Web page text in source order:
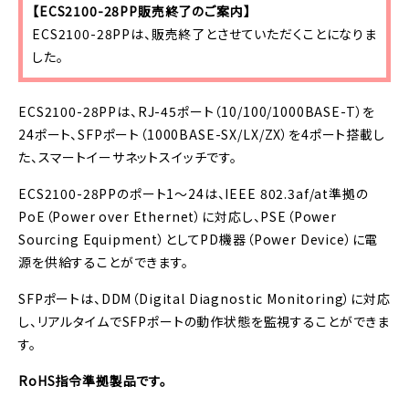
【ECS2100-28PP販売終了のご案内】
ECS2100-28PPは、 販売終了とさせていただくことになりま
した。
ECS2100-28PPは、RJ-45ポート（10/100/1000BASE-T）を
24ポート、SFPポート（1000BASE-SX/LX/ZX）を4ポート搭載し
た、スマートイーサネットスイッチです。
ECS2100-28PPのポート1～24は、IEEE 802.3af/at準拠の
PoE（Power over Ethernet）に対応し、PSE（Power
Sourcing Equipment）としてPD機器（Power Device）に電
源を供給することができます。
SFPポートは、DDM（Digital Diagnostic Monitoring）に対応
し、リアルタイムでSFPポートの動作状態を監視することができま
す。
RoHS指令準拠製品です。